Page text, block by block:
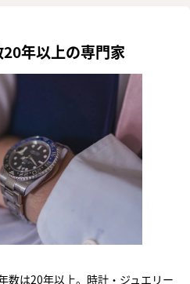
年以上の専門家
数は20年以上。時計・ジュエリー